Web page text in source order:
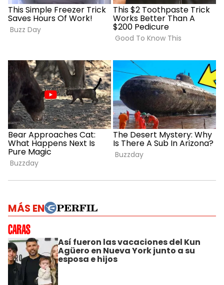
MÁS EN
Así fueron las vacaciones del Kun
Agüero en Nueva York junto a su
esposa e hijos